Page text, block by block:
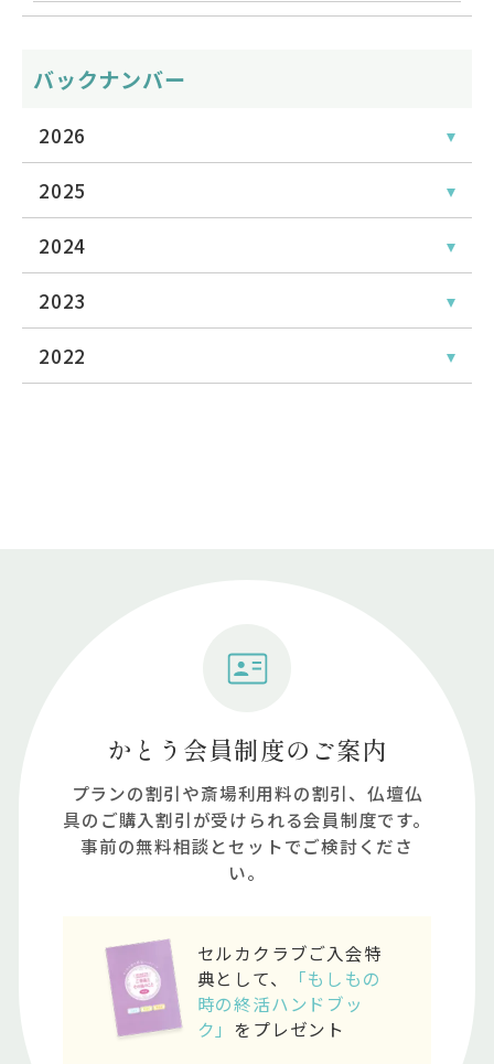
バックナンバー
2026
2025
2024
2023
2022
かとう会員制度のご案内
プランの割引や斎場利⽤料の割引、仏壇仏
具のご購⼊割引が受けられる会員制度です。
事前の無料相談とセットでご検討くださ
い。
セルカクラブご入会特
典として、
「もしもの
時の終活ハンドブッ
ク」 をプレゼント